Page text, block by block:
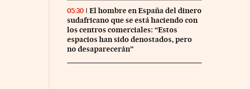
05:30
El hombre en España del dinero
sudafricano que se está haciendo con
los centros comerciales: “Estos
espacios han sido denostados, pero
no desaparecerán”